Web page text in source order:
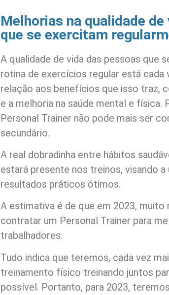
Melhorias na qualidade
que se exercitam
A qualidade de vida das pessoas que
rotina de exercícios regular está cada
relação aos benefícios que isso traz,
e a melhoria na saúde mental e física.
Personal Trainer não pode mais ser
secundário.
A real dobradinha entre hábitos
estará presente nos treinos, visando
resultados práticos ótimos.
A estimativa é de que em 2023, muito
contratar um Personal Trainer para
trabalhadores.
Tudo indica que teremos, cada vez
treinamento físico treinando juntos
possível. Portanto, para 2023,